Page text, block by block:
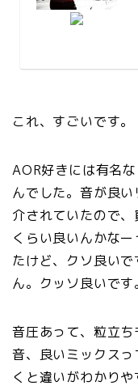
これ、すごいです。
AOR好きには有名
んでした。音が良
介されていたので
くらい良いんかな
たけど、クソ良い
ん。クッソ良いです。
音圧あって、粒立
音、良いミックス
くと違いがわかり